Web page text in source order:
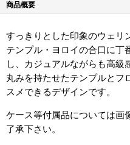
商品概要
すっきりとした印象のウェリ
テンプル・ヨロイの合口に丁
し、カジュアルながらも高級
丸みを持たせたテンプルとフ
スメできるデザインです。
ケース等付属品については画
了承下さい。